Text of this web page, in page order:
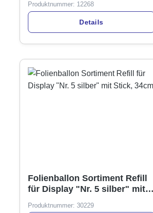
Produktnummer: 12268
Details
Folienballon Sortiment Refill
für Display "Nr. 5 silber" mit
Produktnummer: 30229